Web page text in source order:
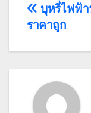
Post
บุหรี่ไฟฟ้
ราคาถูก